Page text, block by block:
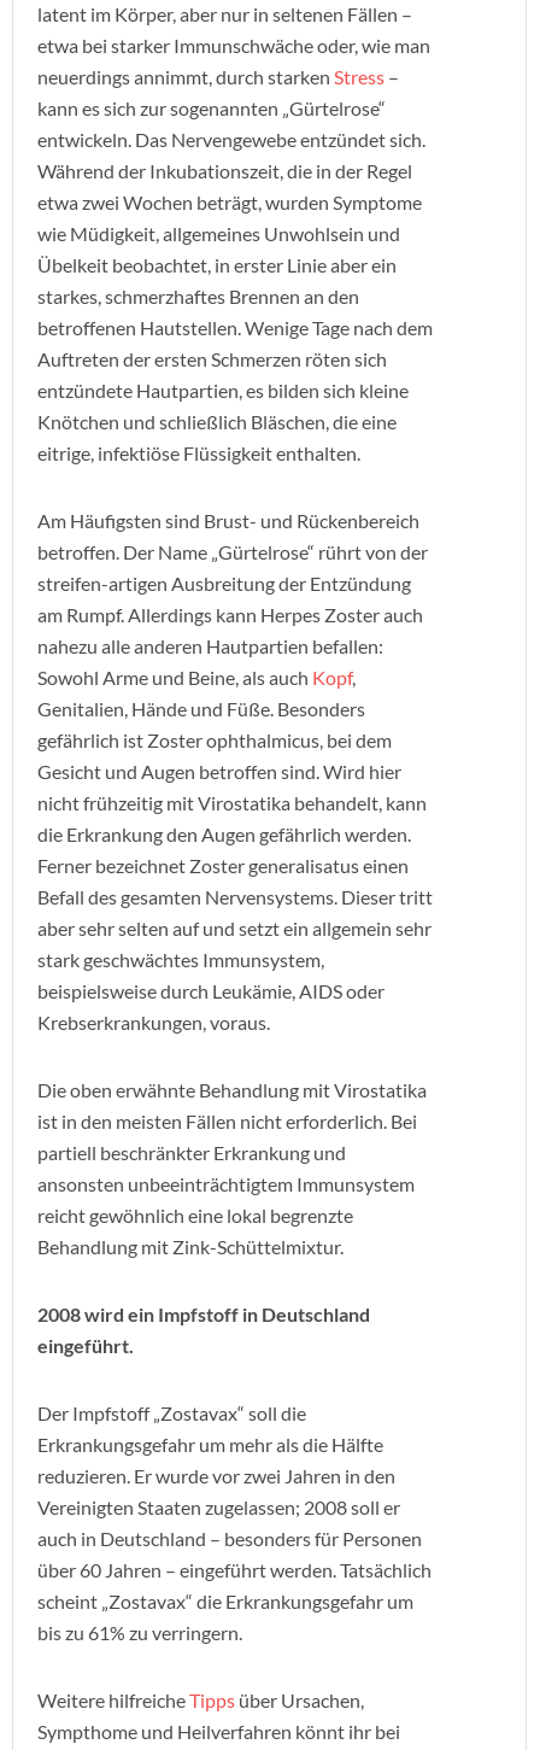
latent im Körper, aber nur in seltenen Fällen –
etwa bei starker Immunschwäche oder, wie man
neuerdings annimmt, durch starken Stress –
kann es sich zur sogenannten „Gürtelrose“
entwickeln. Das Nervengewebe entzündet sich.
Während der Inkubationszeit, die in der Regel
etwa zwei Wochen beträgt, wurden Symptome
wie Müdigkeit, allgemeines Unwohlsein und
Übelkeit beobachtet, in erster Linie aber ein
starkes, schmerzhaftes Brennen an den
betroffenen Hautstellen. Wenige Tage nach dem
Auftreten der ersten Schmerzen röten sich
entzündete Hautpartien, es bilden sich kleine
Knötchen und schließlich Bläschen, die eine
eitrige, infektiöse Flüssigkeit enthalten.
Am Häufigsten sind Brust- und Rückenbereich
betroffen. Der Name „Gürtelrose“ rührt von der
streifen-artigen Ausbreitung der Entzündung
am Rumpf. Allerdings kann Herpes Zoster auch
nahezu alle anderen Hautpartien befallen:
Sowohl Arme und Beine, als auch Kopf,
Genitalien, Hände und Füße. Besonders
gefährlich ist Zoster ophthalmicus, bei dem
Gesicht und Augen betroffen sind. Wird hier
nicht frühzeitig mit Virostatika behandelt, kann
die Erkrankung den Augen gefährlich werden.
Ferner bezeichnet Zoster generalisatus einen
Befall des gesamten Nervensystems. Dieser tritt
aber sehr selten auf und setzt ein allgemein sehr
stark geschwächtes Immunsystem,
beispielsweise durch Leukämie, AIDS oder
Krebserkrankungen, voraus.
Die oben erwähnte Behandlung mit Virostatika
ist in den meisten Fällen nicht erforderlich. Bei
partiell beschränkter Erkrankung und
ansonsten unbeeinträchtigtem Immunsystem
reicht gewöhnlich eine lokal begrenzte
Behandlung mit Zink-Schüttelmixtur.
2008 wird ein Impfstoff in Deutschland
eingeführt.
Der Impfstoff „Zostavax“ soll die
Erkrankungsgefahr um mehr als die Hälfte
reduzieren. Er wurde vor zwei Jahren in den
Vereinigten Staaten zugelassen; 2008 soll er
auch in Deutschland – besonders für Personen
über 60 Jahren – eingeführt werden. Tatsächlich
scheint „Zostavax“ die Erkrankungsgefahr um
bis zu 61% zu verringern.
Weitere hilfreicheTipps über Ursachen,
Sympthome und Heilverfahren könnt ihr bei